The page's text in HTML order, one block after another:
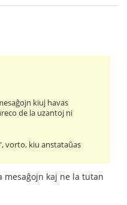
kiuj havas
de la uzantoj ni
vorto, kiu anstataŭas
mesaĝojn kaj ne la tutan